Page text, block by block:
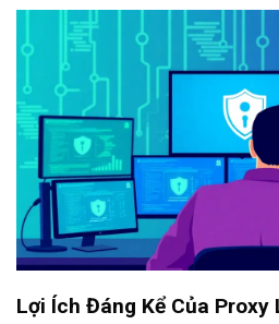
Lợi Ích Đáng Kể Của Proxy